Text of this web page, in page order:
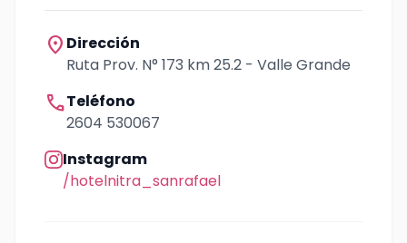
location_on Dirección
Ruta Prov. N° 173 km 25.2 - Valle Grande
callTeléfono
2604 530067
Instagram
/hotelnitra_sanrafael